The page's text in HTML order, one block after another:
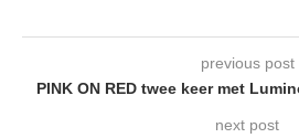
previous post
PINK ON RED twee keer met
next post